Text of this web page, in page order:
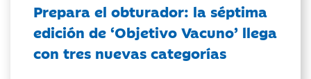
Prepara el obturador: la séptima
edición de ‘Objetivo Vacuno’ llega
con tres nuevas categorías